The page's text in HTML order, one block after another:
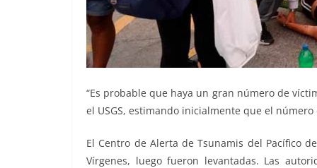
“Es probable que haya un gran número de
el USGS, estimando inicialmente que el
El Centro de Alerta de Tsunamis del Pacífico
Vírgenes, luego fueron levantadas. Las